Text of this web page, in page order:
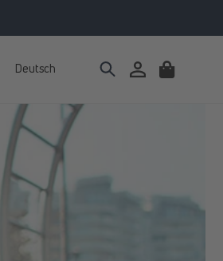
Deutsch EinloggenWarenkorb